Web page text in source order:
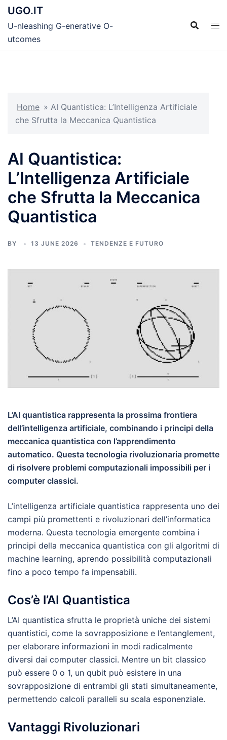
Skip
content
UGO.IT
U-nleashing G-enerative O-
utcomes
Home » AI Quantistica: L’Intelligenza Artificiale
che Sfrutta la Meccanica Quantistica
AI Quantistica:
L’Intelligenza Artificiale
che Sfrutta la Meccanica
Quantistica
BY 13 JUNE 2026 TENDENZE E FUTURO
L’AI quantistica rappresenta la prossima frontiera
dell’intelligenza artificiale, combinando i principi della
meccanica quantistica con l’apprendimento
automatico. Questa tecnologia rivoluzionaria promette
di risolvere problemi computazionali impossibili per i
computer classici.
L’intelligenza artificiale quantistica rappresenta uno dei
campi più promettenti e rivoluzionari dell’informatica
moderna. Questa tecnologia emergente combina i
principi della meccanica quantistica con gli algoritmi di
machine learning, aprendo possibilità computazionali
fino a poco tempo fa impensabili.
Cos’è l’AI Quantistica
L’AI quantistica sfrutta le proprietà uniche dei sistemi
quantistici, come la sovrapposizione e l’entanglement,
per elaborare informazioni in modi radicalmente
diversi dai computer classici. Mentre un bit classico
può essere 0 o 1, un qubit può esistere in una
sovrapposizione di entrambi gli stati simultaneamente,
permettendo calcoli paralleli su scala esponenziale.
Vantaggi Rivoluzionari